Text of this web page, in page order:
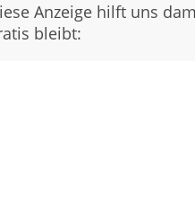
Anzeige hilft uns
bleibt: